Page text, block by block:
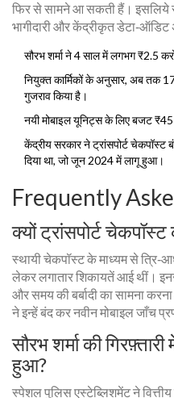
फिर से सामने आ सकती हैं। इसलिये
भागीदारी और केंद्रीकृत
सौरभ शर्मा ने 4 साल में लगभग ₹2.5
नियुक्त कार्मिकों के अनुसार, अब तक
गुजराव किया है।
नयी मोबाइल यूनिट्स के लिए बजट ₹45
केंद्रीय सरकार ने ट्रांसपोर्ट
दिया था, जो जून 2024 में लागू हुआ।
Frequently
क्यों ट्रांसपोर्ट चेकपॉस्ट
स्थायी चेकपॉस्ट के माध्यम से
लेकर लगातार शिकायतें आई थीं।
और समय की बर्बादी का सामना
ने इन्हें बंद कर नवीन मोबाइल जाँच
सौरभ शर्मा की
हुआ?
स्पेशल पुलिस एस्टेब्लिशमेंट ने